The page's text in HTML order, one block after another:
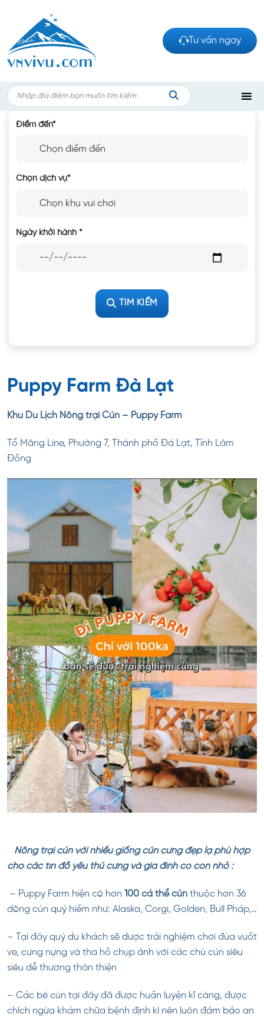
dung
Tư vấn ngay
Search
for:
Điểm đến*
Chọn dịch vụ*
Ngày khởi hành *
TÌM KIẾM
Puppy Farm Đà Lạt
Khu Du Lịch Nông trại Cún – Puppy Farm
Tổ Măng Line, Phường 7, Thành phố Đà Lạt, Tỉnh Lâm
Đồng
Nông trại cún với nhiều giống cún cưng đẹp lạ phù hợp
cho các tín đồ yêu thú cưng và gia đình có con nhỏ :
– Puppy Farm hiện có hơn 100 cá thể cún thuộc hơn 36
dòng cún quý hiếm như: Alaska, Corgi, Golden, Bull Pháp,…
– Tại đây quý du khách sẽ dược trải nghiệm chơi đùa vuốt
ve, cưng nựng và tha hồ chụp ảnh với các chú cún siêu
siêu dễ thương thân thiện
– Các bé cún tại đây đã được huấn luyện kĩ càng, được
chích ngừa khám chữa bệnh định kì nên luôn đảm bảo an